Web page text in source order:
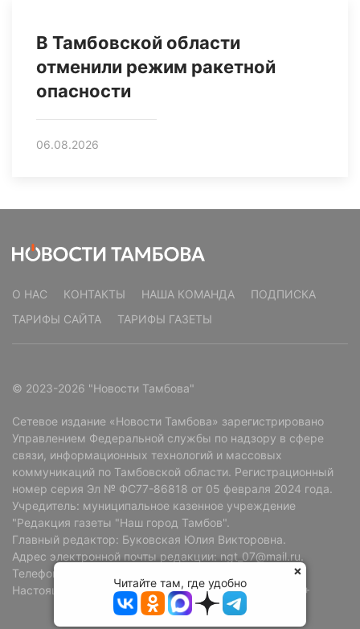
В Тамбовской области
отменили режим ракетной
опасности
06.08.2026
О НАС КОНТАКТЫ НАША КОМАНДА
ПОДПИСКА
ТАРИФЫ САЙТА
ТАРИФЫ ГАЗЕТЫ
© 2023-2026 "Новости Тамбова"
Сетевое издание «Новости Тамбова» зарегистрировано
Управлением Федеральной службы по надзору в сфере
связи, информационных технологий и массовых
коммуникаций по Тамбовской области. Регистрационный
номер серия Эл № ФС77-86818 от 05 февраля 2024 года.
Учредитель: муниципальное казенное учреждение
"Редакция газеты "Наш город Тамбов".
Главный редактор: Буковская Юлия Викторовна.
Адрес электронной почты редакции: ngt_07@mail.ru.
Телефон редакции: +7 (4752) 72-69-37.
Настоящий ресурс может содержать материалы 18+
Читайте там, где удобно